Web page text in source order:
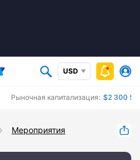
USD
Рыночная капитализация: $2 300
Мероприятия